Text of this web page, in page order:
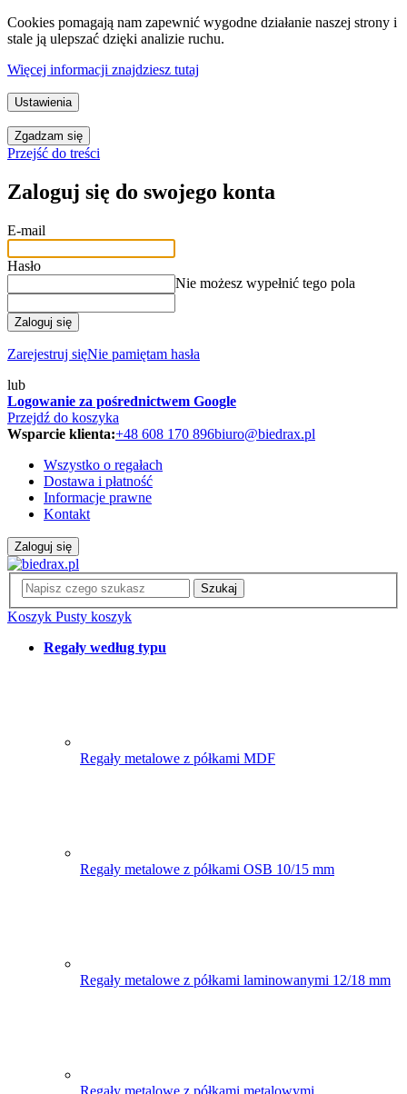
Cookies pomagają nam zapewnić wygodne działanie naszej strony i
stale ją ulepszać dzięki analizie ruchu.
Więcej informacji znajdziesz tutaj
Ustawienia
Zgadzam się
Przejść do treści
Zaloguj się do swojego konta
E-mail
Hasło
Nie możesz wypełnić tego pola
Zaloguj się
Zarejestruj sięNie pamiętam hasła
lub
Logowanie za pośrednictwem Google
Przejdź do koszyka
Wsparcie klienta:+48 608 170 896biuro@biedrax.pl
Wszystko o regałach
Dostawa i płatność
Informacje prawne
Kontakt
Zaloguj się
Szukaj
Koszyk Pusty koszyk
Regały według typu
Regały metalowe z półkami MDF
Regały metalowe z półkami OSB 10/15 mm
Regały metalowe z półkami laminowanymi 12/18 mm